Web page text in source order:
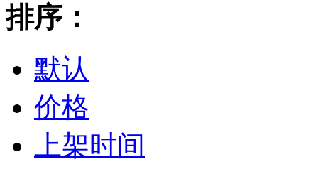
排序：
默认
价格
上架时间